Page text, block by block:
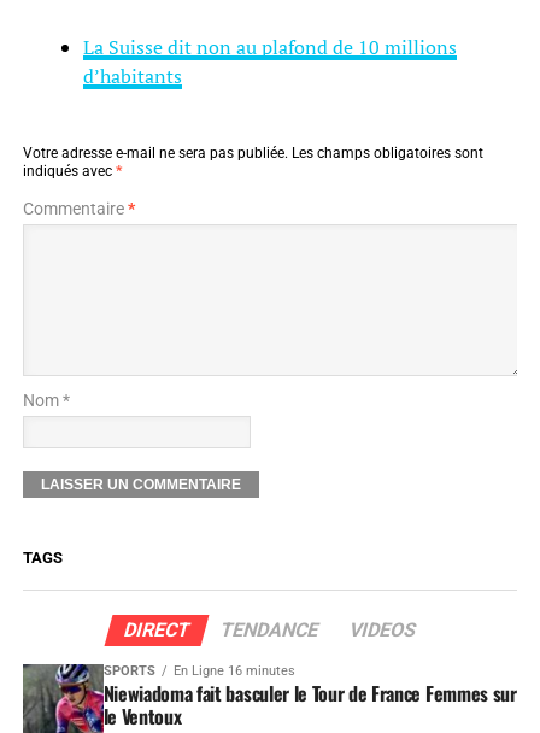
La Suisse dit non au plafond de 10 millions
d’habitants
Votre adresse e-mail ne sera pas publiée. Les champs obligatoires sont
indiqués avec *
Commentaire*
Nom *
TAGS
DIRECT TENDANCE VIDEOS
SPORTS En Ligne 16 minutes
Niewiadoma fait basculer le Tour de France Femmes sur
le Ventoux